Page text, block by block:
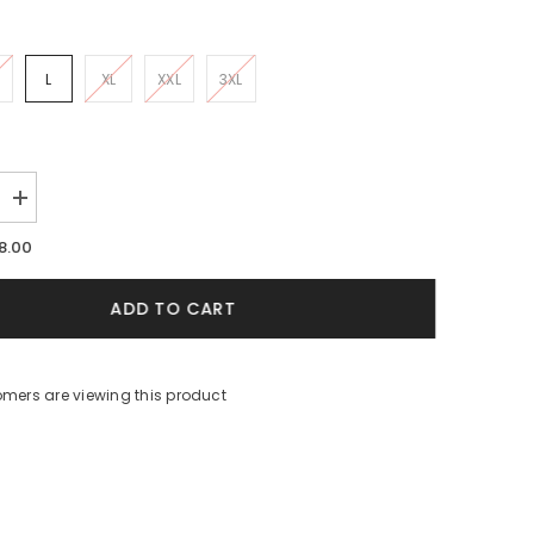
L XL XXL 3XL
Increase
quantity
for
Hombre
ADD TO CART
are viewing this product